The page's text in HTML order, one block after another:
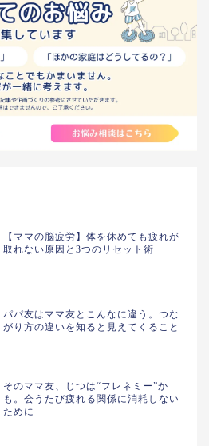
【ママの脳疲労】体を休めても疲れが
取れない原因と3つのリセット術
パパ友はママ友とこんなに違う。つな
がり方の違いを知ると見えてくること
そのママ友、じつは“フレネミー”か
も。会うたび疲れる関係に消耗しない
ために